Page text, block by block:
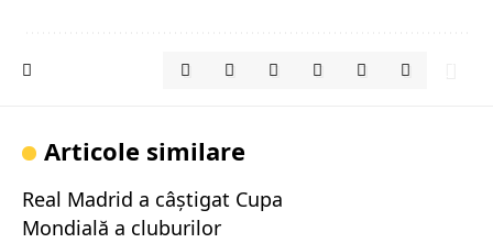
Articole similare
Real Madrid a câştigat Cupa
Mondială a cluburilor